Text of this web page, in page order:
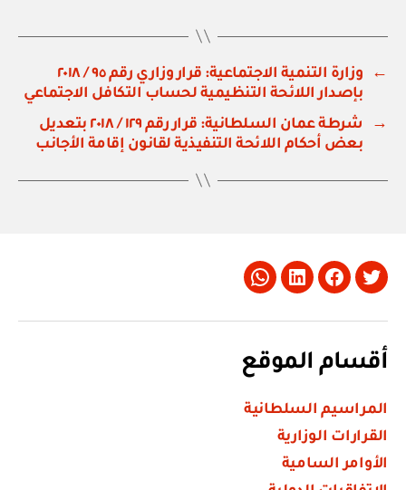
←
وزارة التنمية الاجتماعية: قرار وزاري رقم ٩٥ / ٢٠١٨
بإصدار اللائحة التنظيمية لحساب التكافل الاجتماعي
→
شرطة عمان السلطانية: قرار رقم ١٢٩ / ٢٠١٨ بتعديل
بعض أحكام اللائحة التنفيذية لقانون إقامة الأجانب
Twitter
Facebook
LinkedIn
Whatsapp
أقسام الموقع
المراسيم السلطانية
القرارات الوزارية
الأوامر السامية